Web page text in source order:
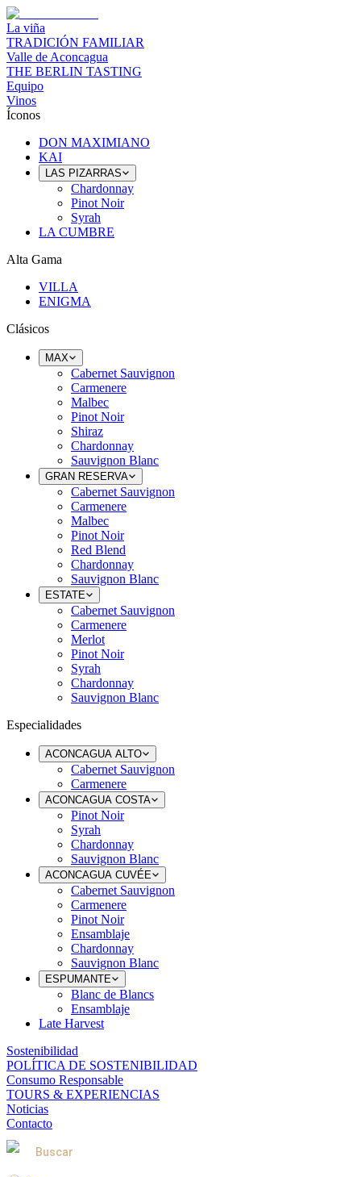
La viña
TRADICIÓN FAMILIAR
Valle de Aconcagua
THE BERLIN TASTING
Equipo
Vinos
Íconos
DON MAXIMIANO
KAI
LAS PIZARRAS
Chardonnay
Pinot Noir
Syrah
LA CUMBRE
Alta Gama
VILLA
ENIGMA
Clásicos
MAX
Cabernet Sauvignon
Carmenere
Malbec
Pinot Noir
Shiraz
Chardonnay
Sauvignon Blanc
GRAN RESERVA
Cabernet Sauvignon
Carmenere
Malbec
Pinot Noir
Red Blend
Chardonnay
Sauvignon Blanc
ESTATE
Cabernet Sauvignon
Carmenere
Merlot
Pinot Noir
Syrah
Chardonnay
Sauvignon Blanc
Especialidades
ACONCAGUA ALTO
Cabernet Sauvignon
Carmenere
ACONCAGUA COSTA
Pinot Noir
Syrah
Chardonnay
Sauvignon Blanc
ACONCAGUA CUVÉE
Cabernet Sauvignon
Carmenere
Pinot Noir
Ensamblaje
Chardonnay
Sauvignon Blanc
ESPUMANTE
Blanc de Blancs
Ensamblaje
Late Harvest
Sostenibilidad
POLÍTICA DE SOSTENIBILIDAD
Consumo Responsable
TOURS & EXPERIENCIAS
Noticias
Contacto
Buscar